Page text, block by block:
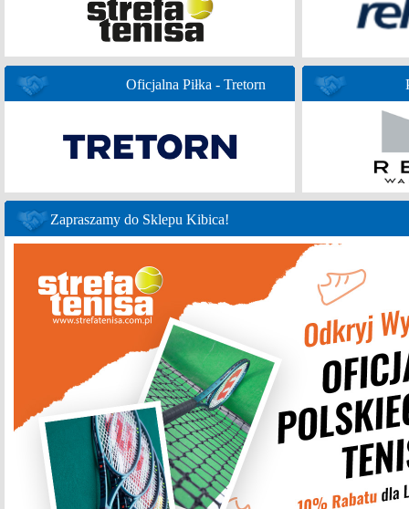
Oficjalna Piłka - Tretorn
Zapraszamy do Sklepu Kibica!